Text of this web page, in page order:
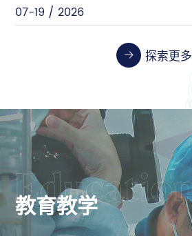
体临床数据
07-19 / 2026
张伟等（天坛医院）
探索更多
教育教学